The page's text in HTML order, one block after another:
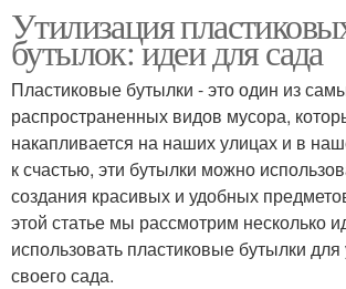
Утилизация
бутылок: идеи для сада
Пластиковые бутылки - это один из
распространенных видов мусора,
накапливается на наших улицах и в
к счастью, эти бутылки можно
создания красивых и удобных
этой статье мы рассмотрим несколько
использовать пластиковые бутылки
своего сада.